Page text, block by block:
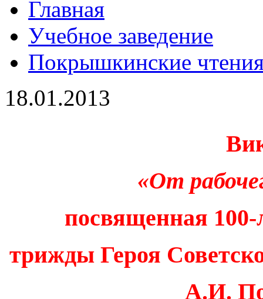
Главная
Учебное заведение
Покрышкинские
18.01.2013
«От
посвященная
трижды Героя
А.И.